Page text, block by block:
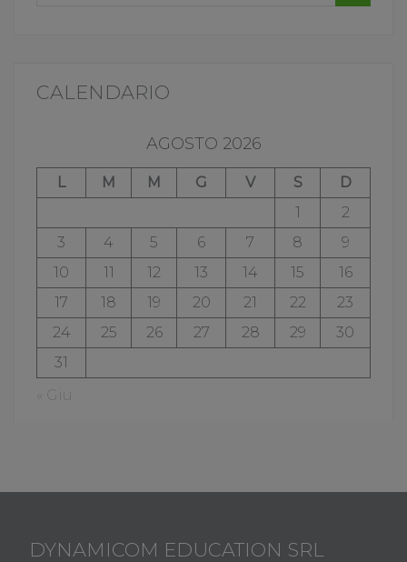
CALENDARIO
AGOSTO 2026
L M M G V S
D
1
2
3
4 5 6 7 8
9
10
11 12 13 14 15
16
17
18 19 20 21 22
23
24
25 26 27 28 29
30
31
« Giu
DYNAMICOM EDUCATION SRL